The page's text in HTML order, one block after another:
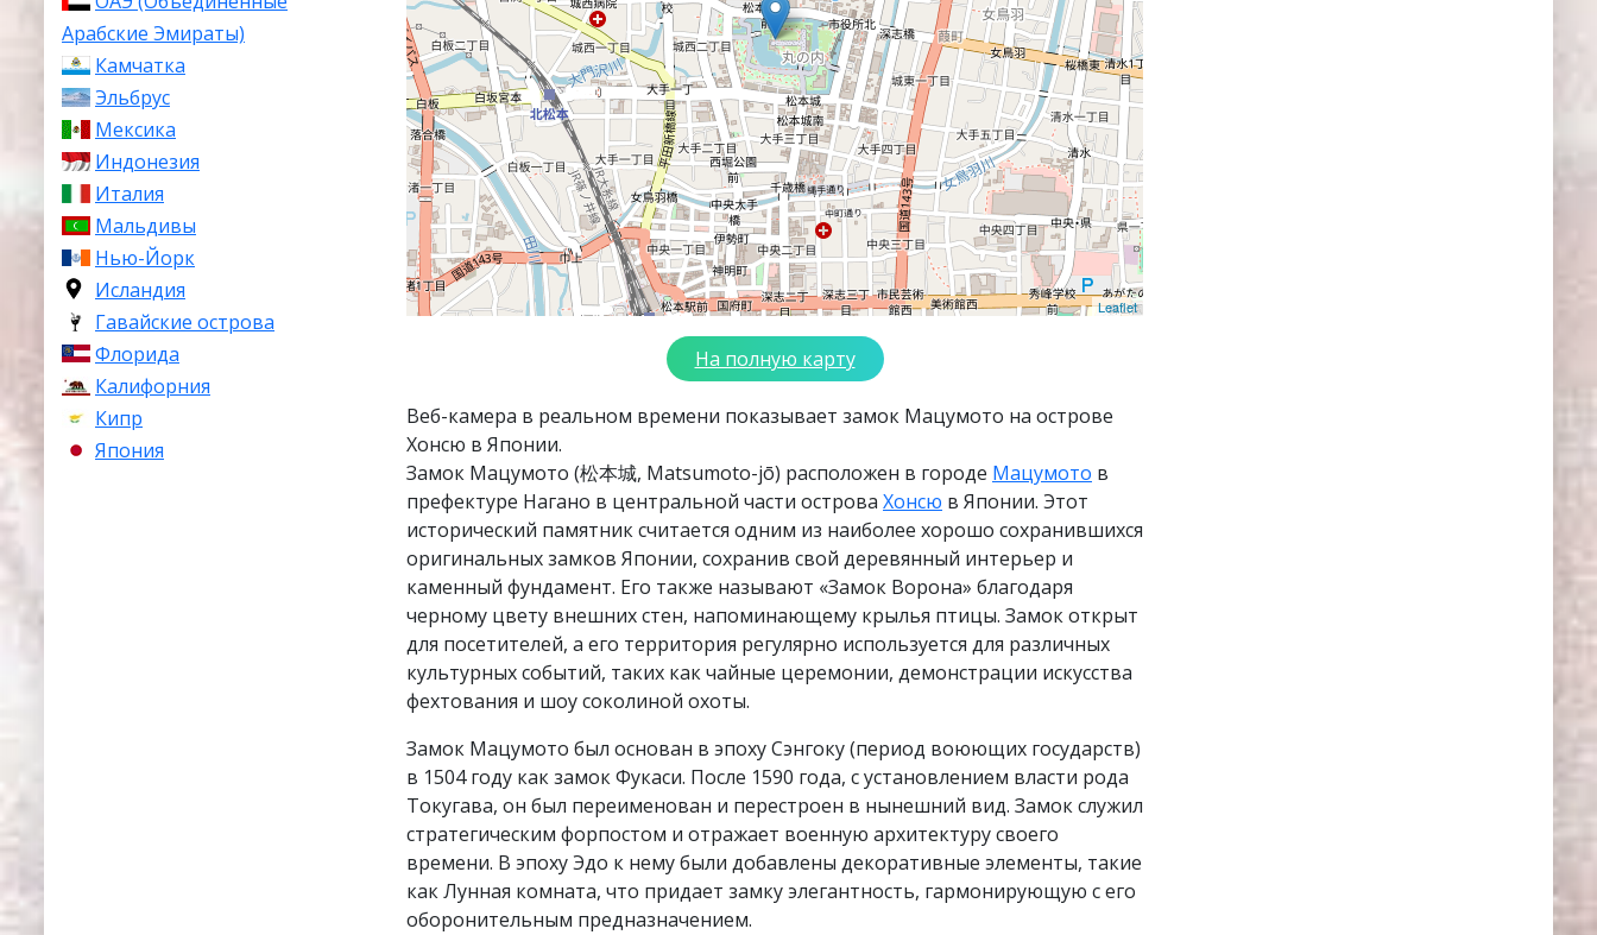
Арабские Эмираты)
Камчатка
Эльбрус
Мексика
Индонезия
Италия
Мальдивы
Нью-Йорк
Исландия
Гавайские острова
Флорида
Калифорния
Кипр
Япония
Leaflet
На полную карту
Веб-камера в реальном времени показывает замок Мацумото на острове
Хонсю в Японии.
Замок Мацумото (松本城, Matsumoto-jō) расположен в городе Мацумото в
префектуре Нагано в центральной части острова Хонсю в Японии. Этот
исторический памятник считается одним из наиболее хорошо сохранившихся
оригинальных замков Японии, сохранив свой деревянный интерьер и
каменный фундамент. Его также называют «Замок Ворона» благодаря
черному цвету внешних стен, напоминающему крылья птицы. Замок открыт
для посетителей, а его территория регулярно используется для различных
культурных событий, таких как чайные церемонии, демонстрации искусства
фехтования и шоу соколиной охоты.
Замок Мацумото был основан в эпоху Сэнгоку (период воюющих государств)
в 1504 году как замок Фукаси. После 1590 года, с установлением власти рода
Токугава, он был переименован и перестроен в нынешний вид. Замок служил
стратегическим форпостом и отражает военную архитектуру своего
времени. В эпоху Эдо к нему были добавлены декоративные элементы, такие
как Лунная комната, что придает замку элегантность, гармонирующую с его
оборонительным предназначением.